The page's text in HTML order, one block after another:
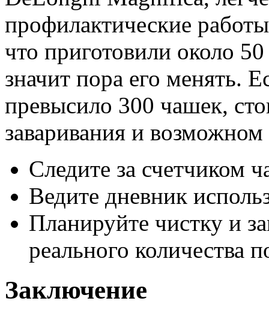
профилактические
что приготовили около
значит пора его менять.
превысило 300 чашек,
заваривания и
Следите за
Ведите дневник
Планируйте чистку и
реального количества
Заключение